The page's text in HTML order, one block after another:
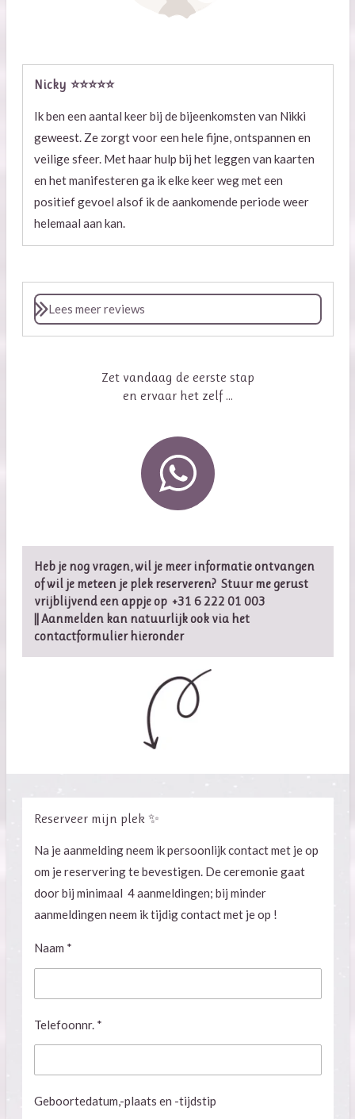
Nicky ⭐⭐⭐⭐⭐
Ik ben een aantal keer bij de bijeenkomsten van Nikki
geweest. Ze zorgt voor een hele fijne, ontspannen en
veilige sfeer. Met haar hulp bij het leggen van kaarten
en het manifesteren ga ik elke keer weg met een
positief gevoel alsof ik de aankomende periode weer
helemaal aan kan.
Lees meer reviews
Zet vandaag de eerste stap
en ervaar het zelf ...
Heb je nog vragen, wil je meer informatie ontvangen
of wil je meteen je plek reserveren? Stuur me gerust
vrijblijvend een appje op +31 6 222 01 003
|| Aanmelden kan natuurlijk ook via het
contactformulier hieronder
Reserveer mijn plek ✨
Na je aanmelding neem ik persoonlijk contact met je op
om je reservering te bevestigen. De ceremonie gaat
door bij minimaal 4 aanmeldingen; bij minder
aanmeldingen neem ik tijdig contact met je op !
Naam *
Telefoonnr. *
Geboortedatum,-plaats en -tijdstip